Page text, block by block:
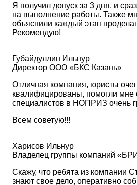
Я получил допуск за 3 дня, и
на выполнение работы. Также
объяснили каждый этап
Рекомендую!
Губайдуллин Ильнур
Директор ООО «БКС Казань»
Отличная компания, юристы
квалифицированы, помогли мне
специалистов в НОПРИЗ очень
Всем советую!!!
Харисов Ильнур
Владелец группы компаний
Скажу, что ребята из компании
знают свое дело, оперативно